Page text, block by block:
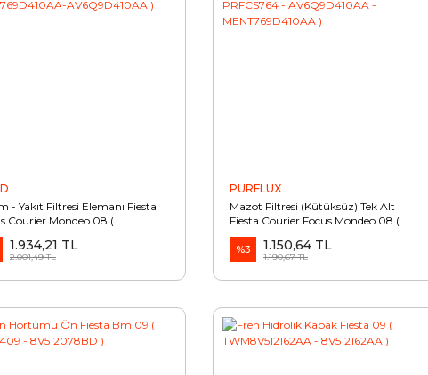
- Yakıt Filtresi Elemanı Fiesta
Courier Mondeo 08 (
AV6Q9D410AA )
1.934,21 TL
2.001,49 TL
PURFLUX
Mazot Filtresi (Kütüksüz) Tek Alt
Fiesta Courier Focus Mondeo 08 (
PRFCS764 - AV6Q9D410AA -
MENT769D410AA )
%3 1.150,64 TL
1.190,67 TL